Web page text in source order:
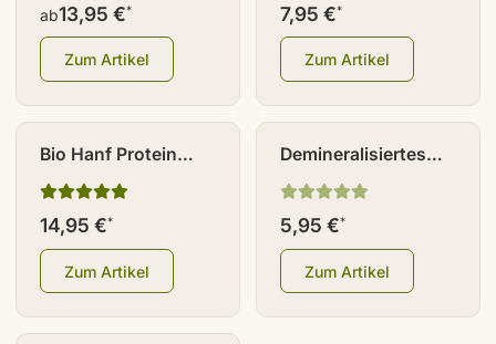
ab13,95 €*
Zum Artikel
7,95 €*
Zum Artikel
Bio Hanf Protein
Pulver 500 g
14,95 €*
Zum Artikel
Demineralisiertes
Wasser 1000ml
5,95 €*
Zum Artikel